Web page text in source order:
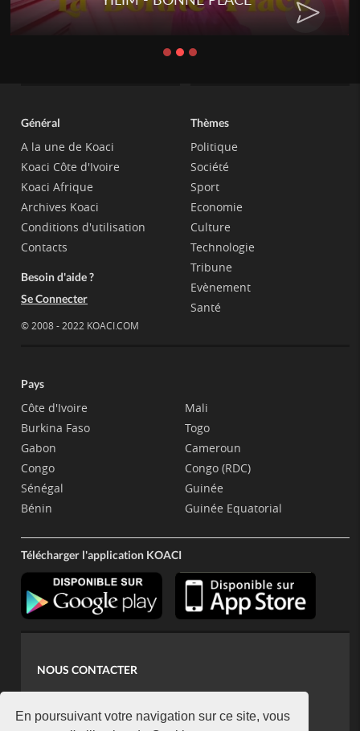
En poursuivant votre navigation sur ce site, vous
CHAT
Général
A la une de Koaci
Koaci Côte d'Ivoire
Koaci Afrique
Archives Koaci
Conditions d'utilisation
Contacts
Besoin d'aide ?
Se Connecter
© 2008 - 2022 KOACI.COM
Thèmes
Politique
Société
Sport
Economie
Culture
Technologie
Tribune
Evènement
Santé
Pays
Côte d'Ivoire
Burkina Faso
Gabon
Congo
Sénégal
Bénin
Mali
Togo
Cameroun
Congo (RDC)
Guinée
Guinée Equatorial
Télécharger l'application KOACI
NOUS CONTACTER
koaci@yahoo.fr